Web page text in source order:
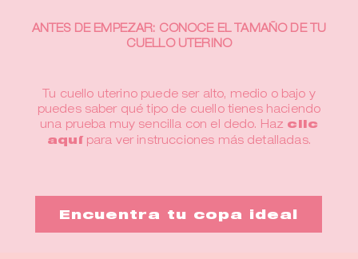
ANTES DE EMPEZAR: CONOCE EL TAMAÑO DE TU
CUELLO UTERINO
Tu cuello uterino puede ser alto, medio o bajo y
puedes saber qué tipo de cuello tienes haciendo
una prueba muy sencilla con el dedo. Haz clic
aquípara ver instrucciones más detalladas.